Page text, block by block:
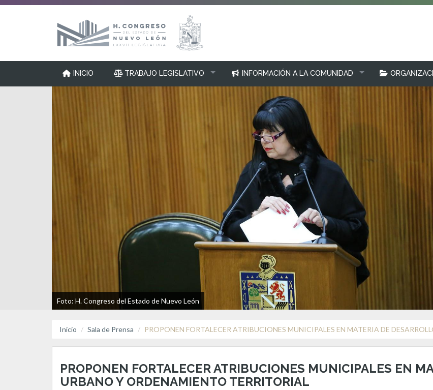
INICIO TRABAJO LEGISLATIVO INFORMACIÓN A LA COMUNIDAD
Foto: H. Congreso del Estado de Nuevo León
Inicio Sala de Prensa PROPONEN FORTALECER ATRIBUCIONES MUNICIPALES EN MATERIA DE
PROPONEN FORTALECER ATRIBUCIONES MUNICIPALES EN
URBANO Y ORDENAMIENTO TERRITORIAL